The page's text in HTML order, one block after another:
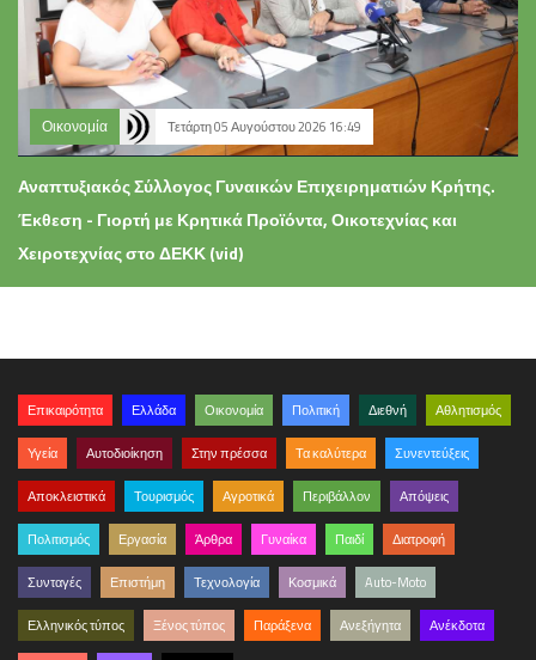
Οικονομία Τετάρτη 05 Αυγούστου 2026 16:49
Αναπτυξιακός Σύλλογος Γυναικών Επιχειρηματιών Κρήτης.
Έκθεση - Γιορτή με Κρητικά Προϊόντα, Οικοτεχνίας και
Χειροτεχνίας στο ΔΕΚΚ (vid)
Επικαιρότητα Ελλάδα Οικονομία Πολιτική Διεθνή Αθλητισμός
Υγεία Αυτοδιοίκηση Στην πρέσσα Τα καλύτερα Συνεντεύξεις
Αποκλειστικά Τουρισμός Αγροτικά Περιβάλλον Απόψεις
Πολιτισμός Εργασία Άρθρα Γυναίκα Παιδί Διατροφή
Συνταγές Επιστήμη Τεχνολογία Κοσμικά Auto-Moto
Ελληνικός τύπος Ξένος τύπος Παράξενα Ανεξήγητα Ανέκδοτα